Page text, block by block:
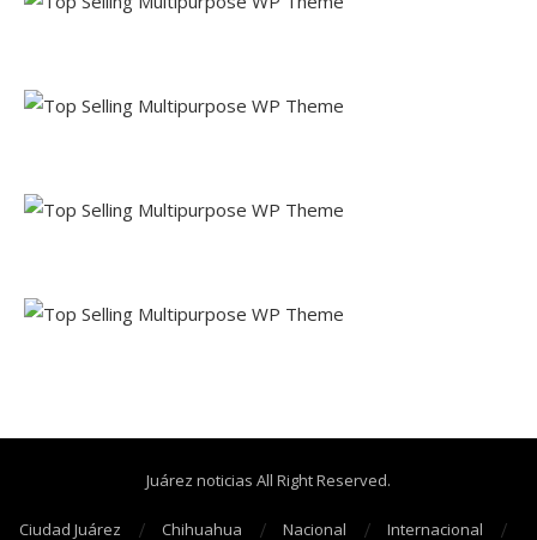
Juárez noticias All Right Reserved.
Ciudad Juárez Chihuahua Nacional Internacional